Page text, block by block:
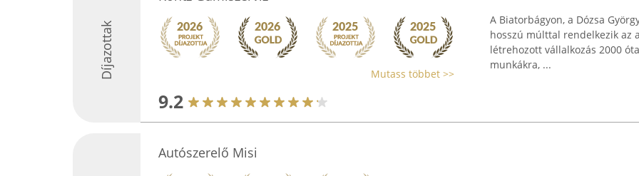
Díjazottak Mutass többet >>
9.2
A Biatorbágyon, a Dózsa
hosszú múlttal rendelkezik az
létrehozott vállalkozás 2000
munkákra, ...
Autószerelő Misi